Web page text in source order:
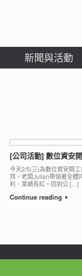
新聞與活動
[公司活動] 數位資安
今天2/5(三)為數位資安開
拜，老闆Julian帶領著全體
利、業績長紅。回到公 […]
Continue reading